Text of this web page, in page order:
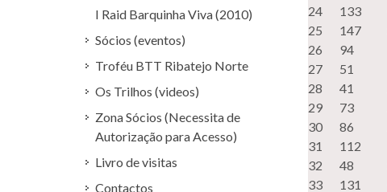
24
133
25
147
26
94
27
51
28
41
29
73
30
86
31
112
32
48
33
131
I Raid Barquinha Viva (2010)
Sócios (eventos)
Troféu BTT Ribatejo Norte
Os Trilhos (videos)
Zona Sócios (Necessita de
Autorização para Acesso)
Livro de visitas
Contactos